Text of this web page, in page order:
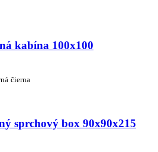
kabína 100x100
čierna
sprchový box 90x90x215